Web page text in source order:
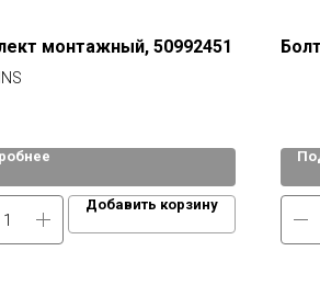
монтажный, 50992451
Добавить корзину